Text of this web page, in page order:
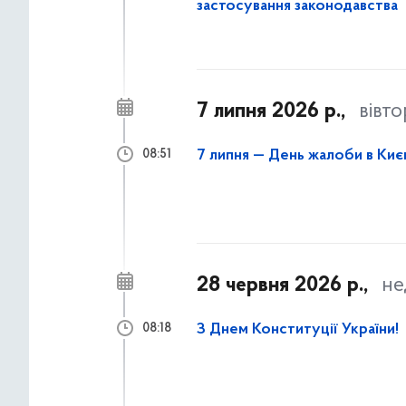
застосування законодавства
7 липня 2026 р.,
7 липня — День жалоби в
08:51
28 червня 2026 р.,
З Днем Конституції України!
08:18